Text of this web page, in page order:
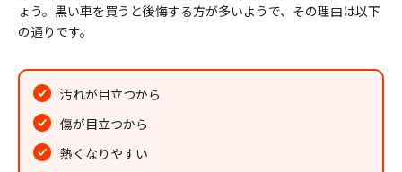
ょう。黒い車を買うと後悔する方が多いようで、その理由は以下
の通りです。
汚れが目立つから
傷が目立つから
熱くなりやすい